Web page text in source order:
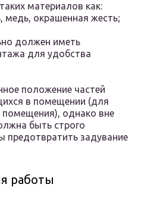
материалов как:
медь, окрашенная жесть;
должен иметь
для удобства
положение частей
в помещении (для
помещения), однако вне
быть строго
предотвратить задувание
работы